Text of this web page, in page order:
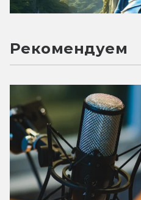
Рекомендуем